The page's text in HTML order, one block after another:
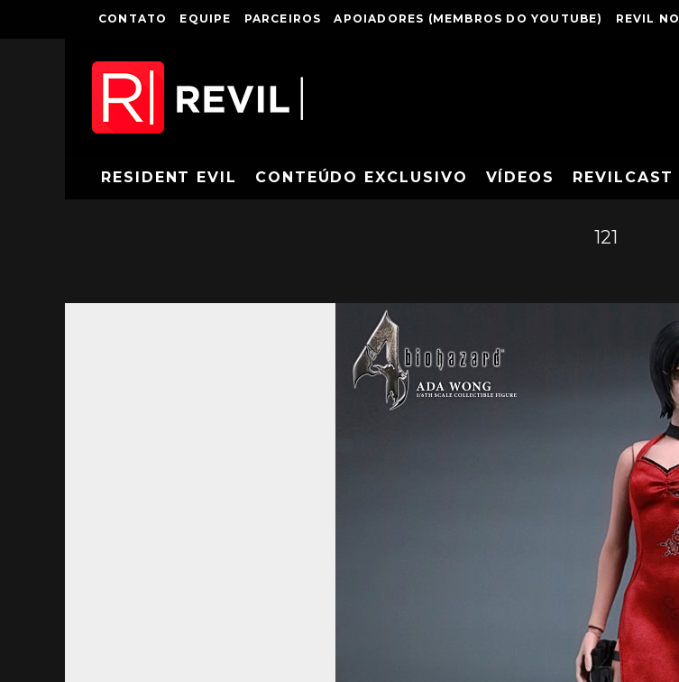
CONTATO EQUIPE PARCEIROS APOIADORES (MEMBROS DO YOUTUBE) REVIL
RESIDENT EVIL CONTEÚDO EXCLUSIVO VÍDEOS REVILCAST
121